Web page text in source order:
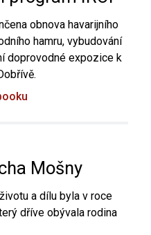
obnova havarijního
hamru, vybudování
doprovodné expozice k
Mošny
a dílu byla v roce
dříve obývala rodina